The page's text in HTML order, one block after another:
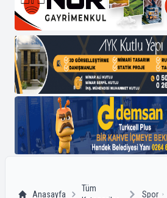
Anasayfa
Tüm
Spor